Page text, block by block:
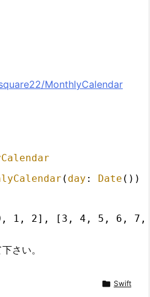
MonthlyCalendar
( day : Date ())
1, 2], [3, 4, 5, 6, 7,
さい。
 Swift